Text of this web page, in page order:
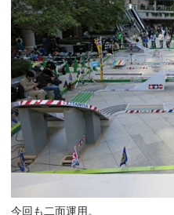
今回も二面運用。